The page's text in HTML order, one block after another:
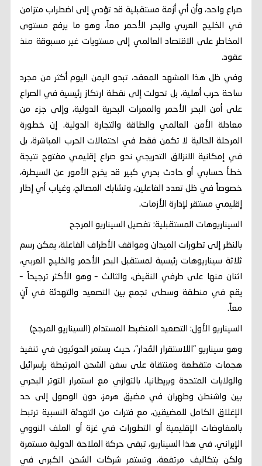
صراع واحد، وأن أي أزمة مستقبلية قد تؤدي إلى اضطراب متزامن
في الخليج العربي والبحر الأحمر معاً، وهو ما يرفع مستوى
المخاطر على الاقتصاد العالمي إلى مستويات غير مسبوقة منذ
عقود.
وفي ظل هذا المشهد المعقد، تبدو اليمن اليوم أكثر من مجرد
ساحة حرب أهلية، بل تحولت إلى نقطة ارتكاز رئيسية في الصراع
على أمن البحر الأحمر والممرات البحرية الدولية، وإلى جزء من
معادلة الأمن العالمي والطاقة والتجارة الدولية. إن خطورة
المرحلة الحالية لا تكمن فقط في احتمالات الحرب المباشرة، بل
في إمكانية الانزلاق التدريجي نحو صراع إقليمي مفتوح نتيجة
خطأ حسابي أو حادث بحري كبير قد يخرج الأمور عن السيطرة،
خصوصاً في ظل تعدد الفاعلين، وتشابك المصالح، وغياب أي إطار
إقليمي مستقر لإدارة الأزمات.
السيناريوهات المستقبلية: تفصيل السيناريو المرجح
بالنظر إلى تطورات الميدان ومواقف الأطراف الفاعلة، يمكن رسم
ثلاثة سيناريوهات رئيسية لمستقبل البحر الأحمر والخليج العربي،
اثنان منها على طرفي النقيض، والثالث – وهو الأكثر ترجيحاً –
يقع في منطقة وسطى تجمع بين التصعيد والتهدئة في آنٍ
معاً.
السيناريو الأول: التصعيد المنضبط المستدام (السيناريو المرجح)
وهو سيناريو "اللاستقرار المُدار"، حيث يستمر الحوثيون في تنفيذ
هجمات متقطعة ومنتقاة على سفن الشحن المرتبطة بإسرائيل
والولايات المتحدة وبريطانيا، بالتوازي مع استمرار التوتر البحري
بين واشنطن وطهران في مضيق هرمز، دون الوصول إلى حد
الإغلاق الكامل للمضيقين، مع فترات من التهدئة النسبية ترتبط
بالمفاوضات الإقليمية أو التطورات في غزة أو الملف النووي
الإيراني. في هذا السيناريو، تبقى حركة الملاحة الدولية مستمرة
ولكن بتكاليف مرتفعة، وتستمر شركات الشحن الكبرى في